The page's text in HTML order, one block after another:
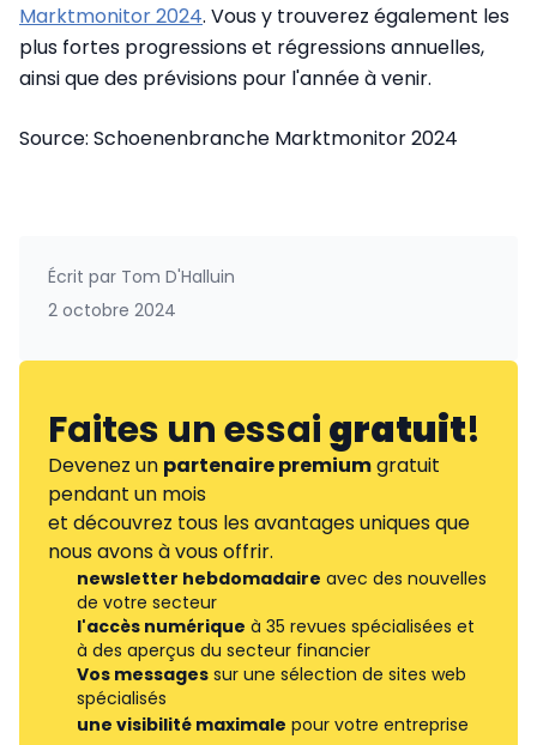
Marktmonitor 2024. Vous y trouverez également les
plus fortes progressions et régressions annuelles,
ainsi que des prévisions pour l'année à venir.
Source: Schoenenbranche Marktmonitor 2024
Écrit par Tom D'Halluin
2 octobre 2024
Faites un essaigratuit!
Devenez un partenaire premiumgratuit
pendant un mois
et découvrez tous les avantages uniques que
nous avons à vous offrir.
newsletter hebdomadaire avec des nouvelles
de votre secteur
l'accès numérique à 35 revues spécialisées et
à des aperçus du secteur financier
Vos messages sur une sélection de sites web
spécialisés
une visibilité maximale pour votre entreprise